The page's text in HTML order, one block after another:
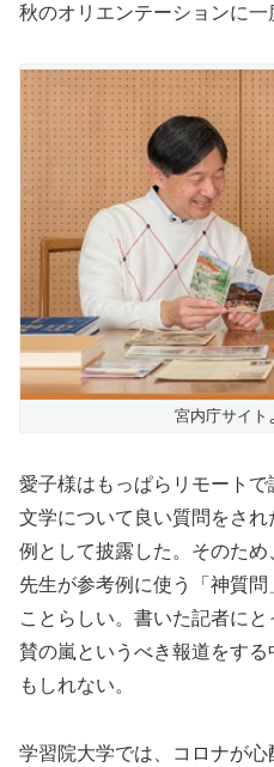
秋のオリエンテーションに一
宮内庁サイト
愛子様はもっぱらリモート
文学について良い質問をさ
例として披露した。そのた
先生が参考例に使う「神質
ことらしい。書いた記者に
賛の嵐というべき報道をす
もしれない。
学習院大学では、コロナが